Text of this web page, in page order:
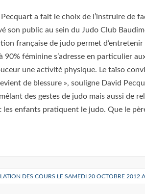
a fait le choix de l’instruire de
son public au sein du Judo Club
française de judo permet d’entretenir
féminine s’adresse en particulier
une activité physique. Le taïso
de blessure », souligne David
des gestes de judo mais aussi de
les enfants pratiquent le judo. Que le
DES COURS LE SAMEDI 20 OCTOBRE 2012